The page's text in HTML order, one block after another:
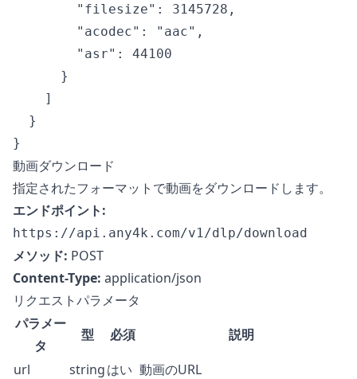
        "filesize": 3145728,
        "acodec": "aac",
        "asr": 44100
      }
    ]
  }
動画ダウンロード
指定されたフォーマットで動画をダウンロードします。
エンドポイント:
https://api.any4k.com/v1/dlp/download
メソッド: POST
Content-Type: application/json
リクエストパラメータ
パラメー
タ
型 必須
説明
url
stringはい 動画のURL